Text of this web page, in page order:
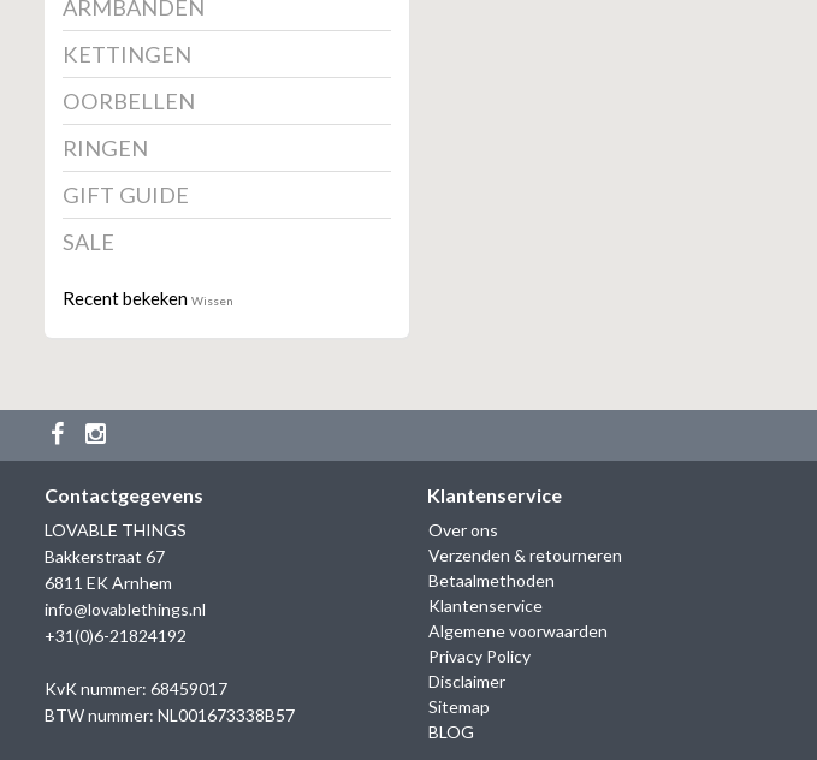
ARMBANDEN
KETTINGEN
OORBELLEN
RINGEN
GIFT GUIDE
SALE
Recent bekeken Wissen
Contactgegevens
LOVABLE THINGS
Bakkerstraat 67
6811 EK Arnhem
info@lovablethings.nl
+31(0)6-21824192
KvK nummer: 68459017
BTW nummer: NL001673338B57
Klantenservice
Over ons
Verzenden & retourneren
Betaalmethoden
Klantenservice
Algemene voorwaarden
Privacy Policy
Disclaimer
Sitemap
BLOG